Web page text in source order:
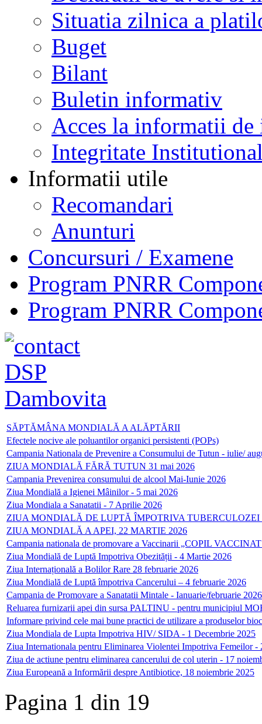
Situatia zilnica a
Buget
Bilant
Buletin informativ
Acces la informatii de
Integritate
Informatii utile
Recomandari
Anunturi
Concursuri / Examene
Program PNRR
Program PNRR
SĂPTĂMÂNA MONDIALĂ A ALĂPTĂRII
Efectele nocive ale poluantilor organici persistenti (POPs)
Campania Nationala de Prevenire a Consumului de Tutun - iulie/
ZIUA MONDIALĂ FĂRĂ TUTUN 31 mai 2026
Campania Prevenirea consumului de alcool Mai-Iunie 2026
Ziua Mondială a Igienei Mâinilor - 5 mai 2026
Ziua Mondiala a Sanatatii - 7 Aprilie 2026
ZIUA MONDIALĂ DE LUPTĂ ÎMPOTRIVA TUBERCULOZEI
ZIUA MONDIALĂ A APEI, 22 MARTIE 2026
Campania nationala de promovare a Vaccinarii „COPIL
Ziua Mondială de Luptă Impotriva Obezității - 4 Martie 2026
Ziua Internațională a Bolilor Rare 28 februarie 2026
Ziua Mondială de Luptă împotriva Cancerului – 4 februarie 2026
Campania de Promovare a Sanatatii Mintale - Ianuarie/februarie 2026
Reluarea furnizarii apei din sursa PALTINU - pentru municipiul
Informare privind cele mai bune practici de utilizare a produselor
Ziua Mondiala de Lupta Impotriva HIV/ SIDA - 1 Decembrie 2025
Ziua Internationala pentru Eliminarea Violentei Impotriva Femeilor -
Ziua de actiune pentru eliminarea cancerului de col uterin - 17
Ziua Europeană a Informării despre Antibiotice, 18 noiembrie 2025
Pagina 1 din 19